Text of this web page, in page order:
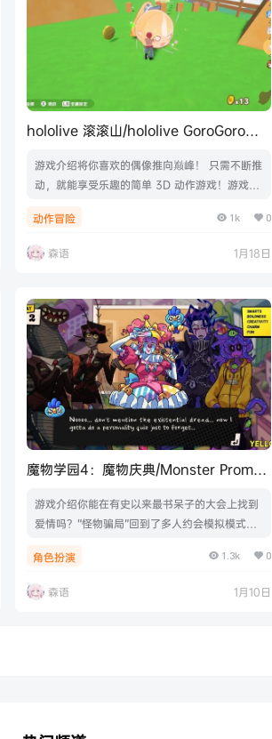
hololive 滚滚山/hololive GoroGoro
游戏介绍将你喜欢的偶像推向巅峰！ 只需不断推
动，就能享受乐趣的简单 3D 动作游戏！游戏视
ンテン 秘密結社holoX コラボDLC•ホロライブ
ごろごろマウンテン hololive DEV_IS DLC版本
介绍Build.21490973|容量1.79GB|官方简体中
动作冒险 1k 0
森语 1月18日
魔物学园4：魔物庆典/Monster Prom 4:
游戏介绍你能在有史以来最书呆子的大会上找到
爱情吗？“怪物骗局”回到了多人约会模拟模式：
趣的情况！你会和谁浪漫？谁是cosplay的模仿
者？偶像小丑？还是那个小精灵？（还有利亚
姆）游戏视频游戏截图包含DLC• Monster Con
角色扮演 1.3k 0
森语 1月10日